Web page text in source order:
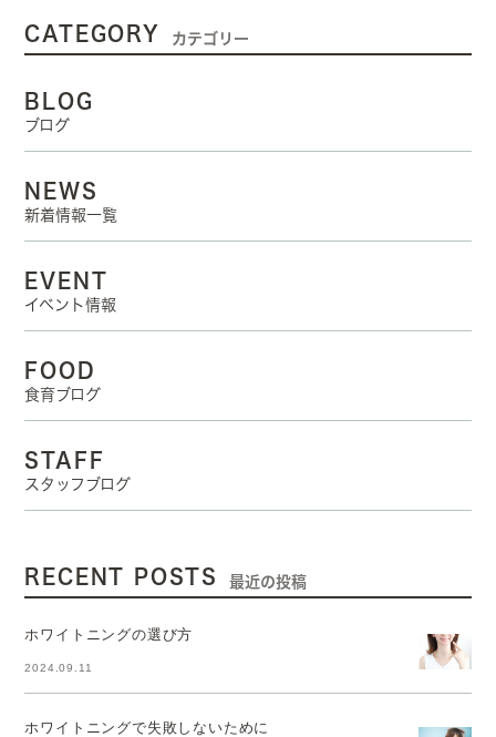
CATEGORY カテゴリー
BLOG
ブログ
NEWS
新着情報一覧
EVENT
イベント情報
FOOD
食育ブログ
STAFF
スタッフブログ
RECENT POSTS 最近の投稿
ホワイトニングの選び方
2024.09.11
ホワイトニングで失敗しないために